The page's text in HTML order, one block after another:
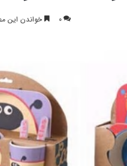
0 خواندن این مطلب 2 دقیقه